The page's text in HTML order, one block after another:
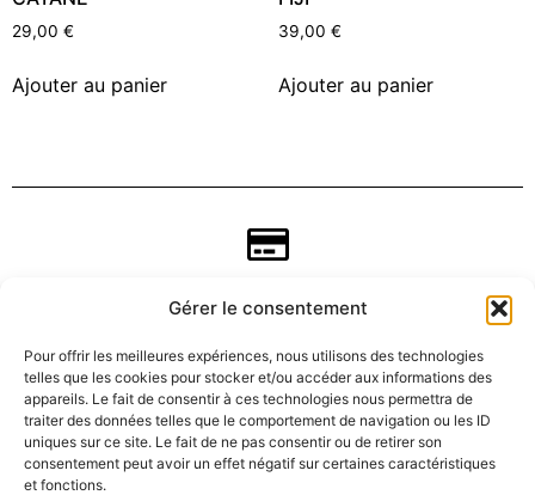
Gérer le consentement
Pour offrir les meilleures expériences, nous utilisons des technologies
telles que les cookies pour stocker et/ou accéder aux informations des
appareils. Le fait de consentir à ces technologies nous permettra de
traiter des données telles que le comportement de navigation ou les ID
uniques sur ce site. Le fait de ne pas consentir ou de retirer son
consentement peut avoir un effet négatif sur certaines caractéristiques
et fonctions.
29,00 €
Ajouter au panier
39,00 €
Ajouter au panier
CGV